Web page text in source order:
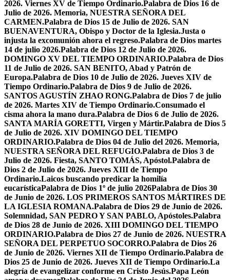
2026. Viernes XV de Tiempo Ordinario.Palabra de Dios 16 de
Julio de 2026. Memoria, NUESTRA SEÑORA DEL
CARMEN.Palabra de Dios 15 de Julio de 2026. SAN
BUENAVENTURA, Obispo y Doctor de la Iglesia.Justa o
injusta la excomunión ahora el regreso.Palabra de Dios martes
14 de julio 2026.Palabra de Dios 12 de Julio de 2026.
DOMINGO XV DEL TIEMPO ORDINARIO.Palabra de Dios
11 de Julio de 2026. SAN BENITO, Abad y Patrón de
Europa.Palabra de Dios 10 de Julio de 2026. Jueves XIV de
Tiempo Ordinario.Palabra de Dios 9 de Julio de 2026.
SANTOS AGUSTÍN ZHAO RONG.Palabra de Dios 7 de julio
de 2026. Martes XIV de Tiempo Ordinario.Consumado el
cisma ahora la mano dura.Palabra de Dios 6 de Julio de 2026.
SANTA MARÍA GORETTI, Virgen y Mártir.Palabra de Dios 5
de Julio de 2026. XIV DOMINGO DEL TIEMPO
ORDINARIO.Palabra de Dios 04 de Julio del 2026. Memoria,
NUESTRA SEÑORA DEL REFUGIO.Palabra de Dios 3 de
Julio de 2026. Fiesta, SANTO TOMÁS, Apóstol.Palabra de
Dios 2 de Julio de 2026. Jueves XIII de Tiempo
Ordinario.Laicos buscando predicar la homilía
eucarísticaPalabra de Dios 1º de julio 2026Palabra de Dios 30
de Junio de 2026. LOS PRIMEROS SANTOS MÁRTIRES DE
LA IGLESIA ROMANA.Palabra de Dios 29 de Junio de 2026.
Solemnidad, SAN PEDRO Y SAN PABLO, Apóstoles.Palabra
de Dios 28 de Junio de 2026. XIII DOMINGO DEL TIEMPO
ORDINARIO.Palabra de Dios 27 de Junio de 2026. NUESTRA
SEÑORA DEL PERPETUO SOCORRO.Palabra de Dios 26
de Junio de 2026. Viernes XII de Tiempo Ordinario.Palabra de
Dios 25 de Junio de 2026. Jueves XII de Tiempo Ordinario.La
alegría de evangelizar conforme en Cristo Jesús.Papa León